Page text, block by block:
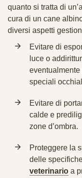
quanto si tratta di
cura di un cane
diversi aspetti
Evitare di
luce o
speciali
Evitare di
calde e
zone d’ombra.
Proteggere la
delle
veterinario a